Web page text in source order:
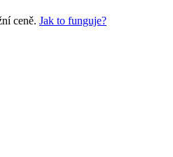
ceně. Jak to funguje?